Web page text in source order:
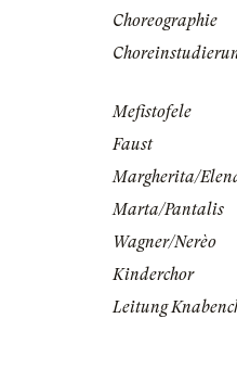
Choreographie
Mefistofele
Faust
Margherita/
Marta/Pantalis
Wagner/Nerèo
Kinderchor
Leitung